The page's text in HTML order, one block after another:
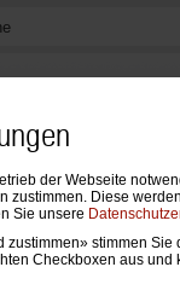
der Webseite
zustimmen. Diese
Sie unsere
zustimmen» stimmen
Checkboxen aus
Formblätter &
und Tischkalender›